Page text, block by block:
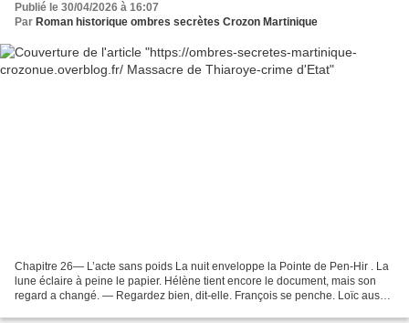
Publié le 30/04/2026 à 16:07
Par Roman historique ombres secrètes Crozon Martinique
Chapitre 26— L’acte sans poids La nuit enveloppe la Pointe de Pen-Hir . La
lune éclaire à peine le papier. Hélène tient encore le document, mais son
regard a changé. — Regardez bien, dit-elle. François se penche. Loïc aussi.